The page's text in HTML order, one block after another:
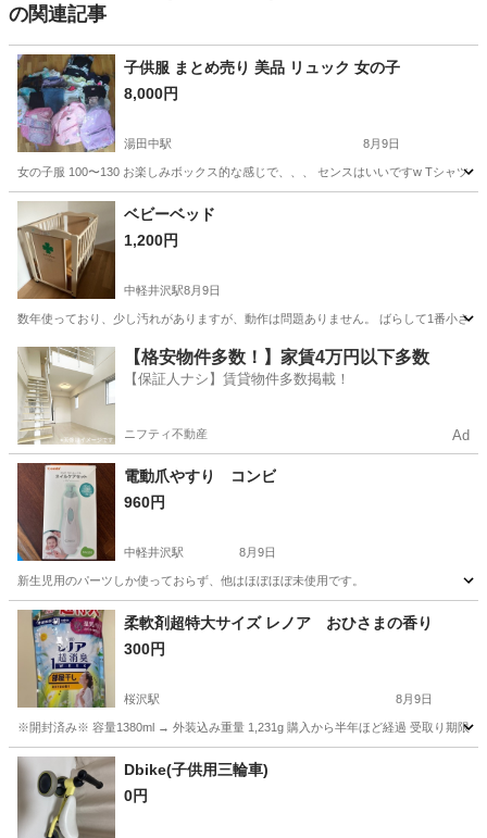
の関連記事
子供服 まとめ売り 美品 リュック 女の子
8,000円
湯田中駅 8月9日
女の子服 100〜130 お楽しみボックス的な感じで、、、 センスはいいですw Tシャツ
長野 下高井郡 湯田中駅
ベビーベッド
1,200円
中軽井沢駅8月9日
数年使っており、少し汚れがありますが、動作は問題ありません。 ばらして1番小さ
長野 北佐久郡 中軽井沢駅 ベビー用品
【格安物件多数！】家賃4万円以下多数
【保証人ナシ】賃貸物件多数掲載！
ニフティ不動産 Ad
電動爪やすり コンビ
960円
中軽井沢駅 8月9日
新生児用のパーツしか使っておらず、他はほぼほぼ未使用です。
長野 北佐久郡 中軽井沢駅 ベビー用品
柔軟剤超特大サイズ レノア おひさまの香り
300円
桜沢駅 8月9日
※開封済み※ 容量1380ml → 外装込み重量 1,231g 購入から半年ほど経過 受取り期限
長野 上高井郡 桜沢駅 ベビー用品
Dbike(子供用三輪車)
0円